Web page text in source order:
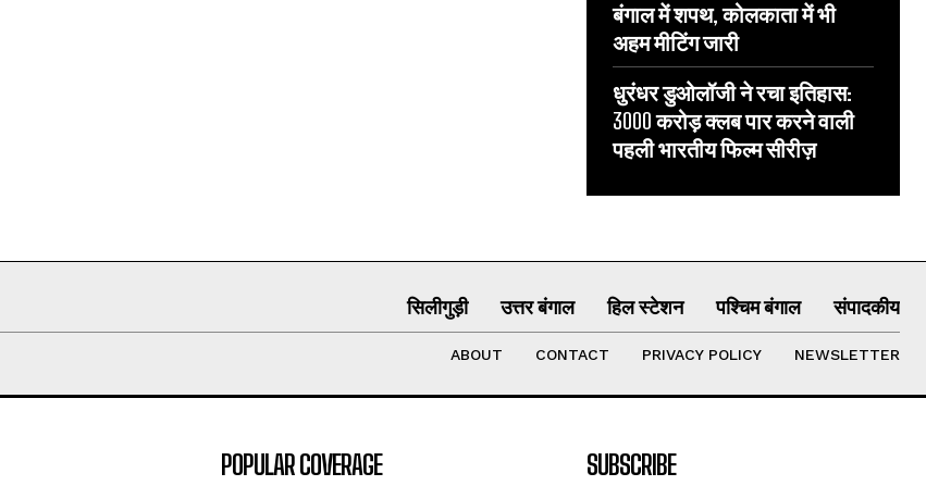
बंगाल में शपथ, कोलकाता में भी
अहम मीटिंग जारी
धुरंधर डुओलॉजी ने रचा इतिहास:
3000 करोड़ क्लब पार करने वाली
पहली भारतीय फिल्म सीरीज़
सिलीगुड़ी उत्तर बंगाल हिल स्टेशन पश्चिम बंगाल संपादकीय
ABOUT CONTACT PRIVACY POLICY NEWSLETTER
POPULAR COVERAGE SUBSCRIBE